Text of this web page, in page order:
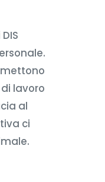
lavoro
al
ci